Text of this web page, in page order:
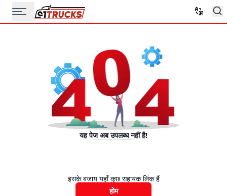
यह पेज अब उपलब्ध नहीं है!
इसके बजाय यहाँ कुछ सहायक लिंक हैं
होम